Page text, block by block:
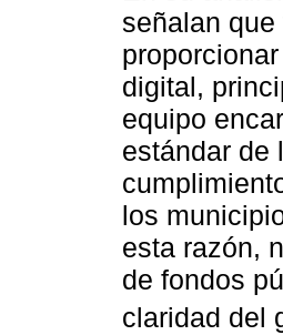
señalan
digital,
equipo
estándar de
los
esta razón,
de fondos
claridad del